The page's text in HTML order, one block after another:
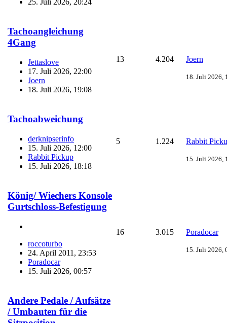
25. Juli 2026, 20:24
Tachoangleichung
4Gang
Jettaslove
17. Juli 2026, 22:00
Joern
18. Juli 2026, 19:08
13 4.204 Joern
18. Juli 2026,
Tachoabweichung
derknipserinfo
15. Juli 2026, 12:00
Rabbit Pickup
15. Juli 2026, 18:18
5 1.224 Rabbit
15. Juli 2026,
König/ Wiechers Konsole
Gurtschloss-Befestigung
roccoturbo
24. April 2011, 23:53
Poradocar
15. Juli 2026, 00:57
16 3.015 Poradocar
15. Juli 2026,
Andere Pedale / Aufsätze
/ Umbauten für die